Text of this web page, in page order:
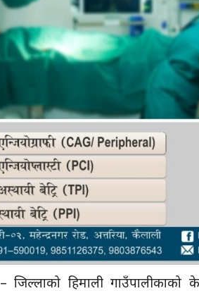
– जिल्लाको हिमाली गाउँपालीकाको